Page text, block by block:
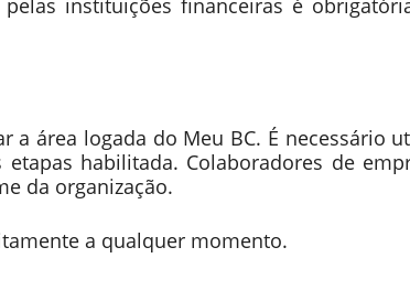
instituições financeiras é
a área logada do Meu BC. É necessário
habilitada. Colaboradores de
da organização.
a qualquer momento.